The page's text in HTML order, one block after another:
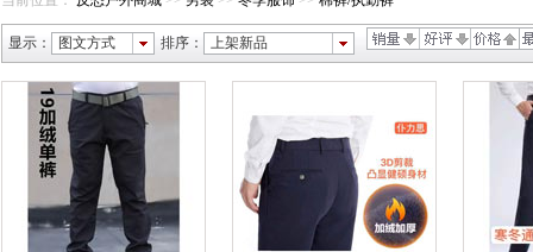
显示： 图文方式 排序： 上架新品